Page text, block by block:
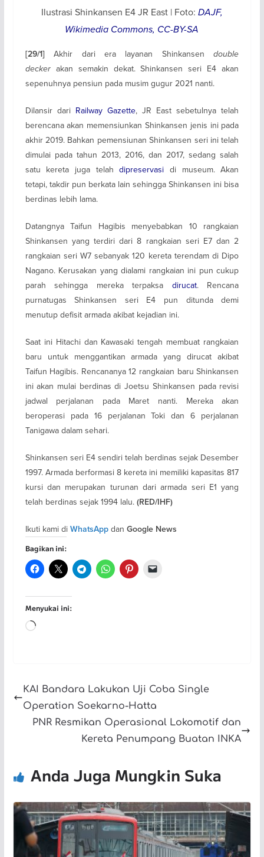
Ilustrasi Shinkansen E4 JR East | Foto: DAJF,
Wikimedia Commons, CC-BY-SA
[29/1]Akhir dari era layanan Shinkansendouble
decker akan semakin dekat. Shinkansen seri E4 akan
sepenuhnya pensiun pada musim gugur 2021 nanti.
Dilansir dari Railway Gazette, JR East sebetulnya telah
berencana akan memensiunkan Shinkansen jenis ini pada
akhir 2019. Bahkan pemensiunan Shinkansen seri ini telah
dimulai pada tahun 2013, 2016, dan 2017, sedang salah
satu kereta juga telahdipreservasi di museum. Akan
tetapi, takdir pun berkata lain sehingga Shinkansen ini bisa
berdinas lebih lama.
Datangnya Taifun Hagibis menyebabkan 10 rangkaian
Shinkansen yang terdiri dari 8 rangkaian seri E7 dan 2
rangkaian seri W7 sebanyak 120 kereta terendam di Dipo
Nagano. Kerusakan yang dialami rangkaian ini pun cukup
parah sehingga mereka terpaksa dirucat. Rencana
purnatugas Shinkansen seri E4 pun ditunda demi
menutup defisit armada akibat kejadian ini.
Saat ini Hitachi dan Kawasaki tengah membuat rangkaian
baru untuk menggantikan armada yang dirucat akibat
Taifun Hagibis. Rencananya 12 rangkaian baru Shinkansen
ini akan mulai berdinas di Joetsu Shinkansen pada revisi
jadwal perjalanan pada Maret nanti. Mereka akan
beroperasi pada 16 perjalanan Toki dan 6 perjalanan
Tanigawa dalam sehari.
Shinkansen seri E4 sendiri telah berdinas sejak Desember
1997. Armada berformasi 8 kereta ini memiliki kapasitas 817
kursi dan merupakan turunan dari armada seri E1 yang
telah berdinas sejak 1994 lalu. (RED/IHF)
Ikuti kami di WhatsAppdan Google News
Bagikan ini:
Menyukai ini:
Memuat...
KAI Bandara Lakukan Uji Coba Single
Operation Soekarno-Hatta
PNR Resmikan Operasional Lokomotif dan
Kereta Penumpang Buatan INKA
Anda Juga Mungkin Suka